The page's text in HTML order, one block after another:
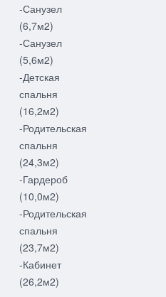
-Санузел
(6,7м2)
-Санузел
(5,6м2)
-Детская
спальня
(16,2м2)
-Родительская
спальня
(24,3м2)
-Гардероб
(10,0м2)
-Родительская
спальня
(23,7м2)
-Кабинет
(26,2м2)